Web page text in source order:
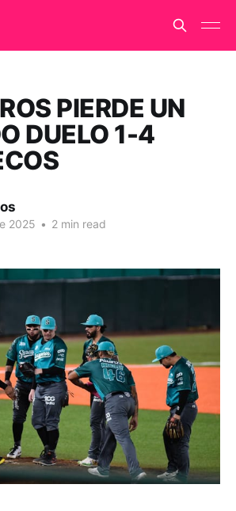
PIERDE UN
DUELO 1-4
2025 • 2 min read